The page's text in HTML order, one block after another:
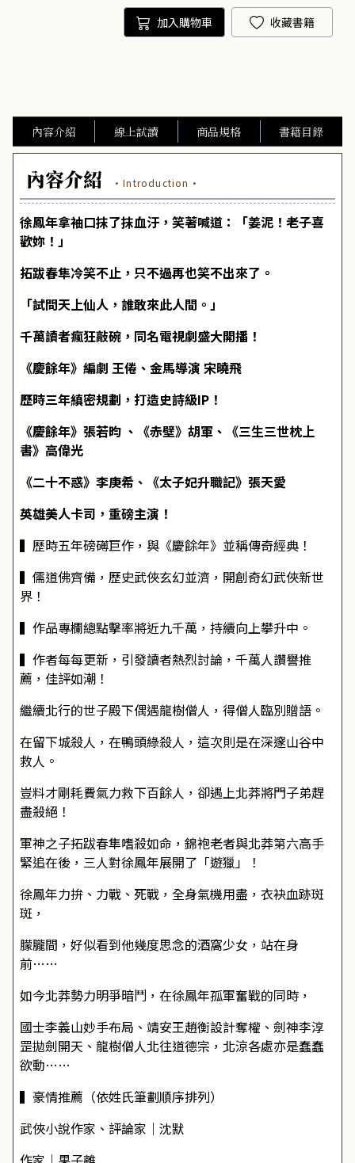
加入購物車 收藏書籍
內容介紹 線上試讀 商品規格 書籍目錄
內容介紹 ·Introduction·
徐鳳年拿袖口抹了抹血汙，笑著喊道：「姜泥！老子喜
歡妳！」
拓跋春隼冷笑不止，只不過再也笑不出來了。
「試問天上仙人，誰敢來此人間。」
千萬讀者瘋狂敲碗，同名電視劇盛大開播！
《慶餘年》編劇 王倦、金馬導演 宋曉飛
歷時三年縝密規劃，打造史詩級IP！
《慶餘年》張若昀 、《赤壁》胡軍、《三生三世枕上
書》高偉光
《二十不惑》李庚希、《太子妃升職記》張天愛
英雄美人卡司，重磅主演！
▍歷時五年磅礡巨作，與《慶餘年》並稱傳奇經典！
▍儒道佛齊備，歷史武俠玄幻並濟，開創奇幻武俠新世
界！
▍作品專欄總點擊率將近九千萬，持續向上攀升中。
▍作者每每更新，引發讀者熱烈討論，千萬人讚譽推
薦，佳評如潮！
繼續北行的世子殿下偶遇龍樹僧人，得僧人臨別贈語。
在留下城殺人，在鴨頭綠殺人，這次則是在深邃山谷中
救人。
豈料才剛耗費氣力救下百餘人，卻遇上北莽將門子弟趕
盡殺絕！
軍神之子拓跋春隼嗜殺如命，錦袍老者與北莽第六高手
緊追在後，三人對徐鳳年展開了「遊獵」！
徐鳳年力拚、力戰、死戰，全身氣機用盡，衣袂血跡斑
斑，
朦朧間，好似看到他幾度思念的酒窩少女，站在身
前……
如今北莽勢力明爭暗鬥，在徐鳳年孤軍奮戰的同時，
國士李義山妙手布局、靖安王趙衡設計奪權、劍神李淳
罡拋劍開天、龍樹僧人北往道德宗，北涼各處亦是蠢蠢
欲動……
▍豪情推薦（依姓氏筆劃順序排列）
武俠小說作家、評論家｜沈默